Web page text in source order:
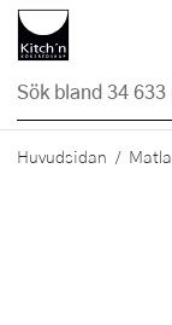
Hopp till
Huvudsidan